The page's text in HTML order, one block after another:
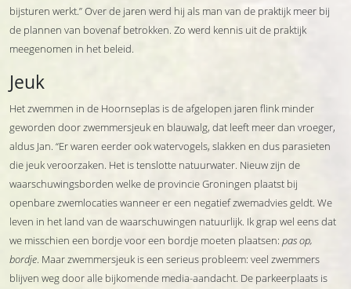
bijsturen werkt.” Over de jaren werd hij als man van de praktijk meer bij
de plannen van bovenaf betrokken. Zo werd kennis uit de praktijk
meegenomen in het beleid.
Jeuk
Het zwemmen in de Hoornseplas is de afgelopen jaren flink minder
geworden door zwemmersjeuk en blauwalg, dat leeft meer dan vroeger,
aldus Jan. “Er waren eerder ook watervogels, slakken en dus parasieten
die jeuk veroorzaken. Het is tenslotte natuurwater. Nieuw zijn de
waarschuwingsborden welke de provincie Groningen plaatst bij
openbare zwemlocaties wanneer er een negatief zwemadvies geldt. We
leven in het land van de waarschuwingen natuurlijk. Ik grap wel eens dat
we misschien een bordje voor een bordje moeten plaatsen: pas op,
bordje. Maar zwemmersjeuk is een serieus probleem: veel zwemmers
blijven weg door alle bijkomende media-aandacht. De parkeerplaats is